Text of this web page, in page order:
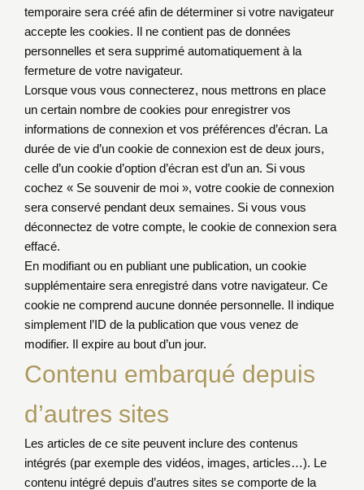
temporaire sera créé afin de déterminer si votre navigateur
accepte les cookies. Il ne contient pas de données
personnelles et sera supprimé automatiquement à la
fermeture de votre navigateur.
Lorsque vous vous connecterez, nous mettrons en place
un certain nombre de cookies pour enregistrer vos
informations de connexion et vos préférences d’écran. La
durée de vie d’un cookie de connexion est de deux jours,
celle d’un cookie d’option d’écran est d’un an. Si vous
cochez « Se souvenir de moi », votre cookie de connexion
sera conservé pendant deux semaines. Si vous vous
déconnectez de votre compte, le cookie de connexion sera
effacé.
En modifiant ou en publiant une publication, un cookie
supplémentaire sera enregistré dans votre navigateur. Ce
cookie ne comprend aucune donnée personnelle. Il indique
simplement l’ID de la publication que vous venez de
modifier. Il expire au bout d’un jour.
Contenu embarqué depuis
d’autres sites
Les articles de ce site peuvent inclure des contenus
intégrés (par exemple des vidéos, images, articles…). Le
contenu intégré depuis d’autres sites se comporte de la